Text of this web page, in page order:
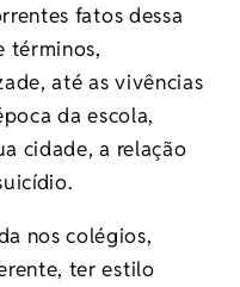
fatos dessa
términos,
até as vivências
da escola,
cidade, a relação
nos colégios,
ter estilo